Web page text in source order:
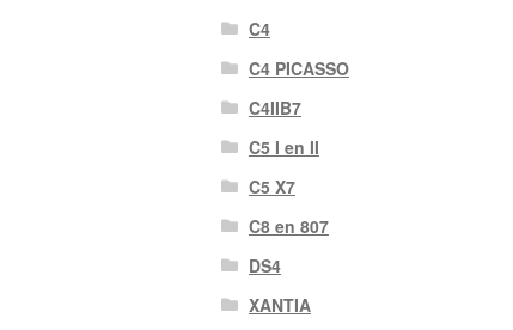
C4
C4 PICASSO
C4IIB7
C5 I en II
C5 X7
C8 en 807
DS4
XANTIA